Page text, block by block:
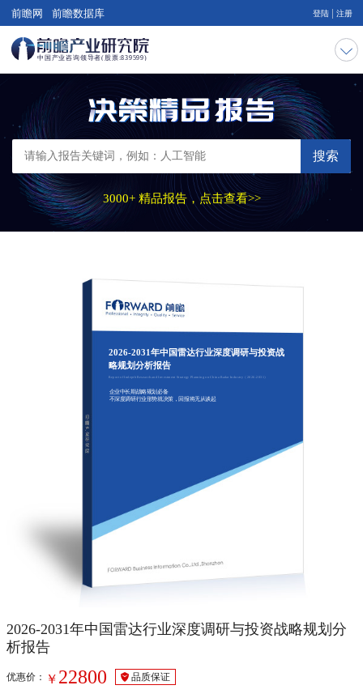
前瞻网 前瞻数据库 登陆 注册
搜索
3000+ 精品报告，点击查看>>
2026-2031年中国雷达行业深度调研与投资战
略规划分析报告
Report of Indepth Research and Investment Strategy Planning on China Radar Industry（2026-2031）
企业中长期战略规划必备
不深度调研行业形势就决策，回报将无从谈起
2026-2031年中国雷达行业深度调研与投资战略规划分
析报告
优惠价： ￥ 22800 品质保证